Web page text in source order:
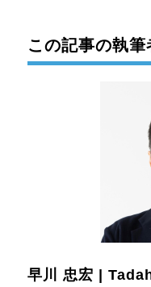
この記事の執筆
早川 忠宏 |